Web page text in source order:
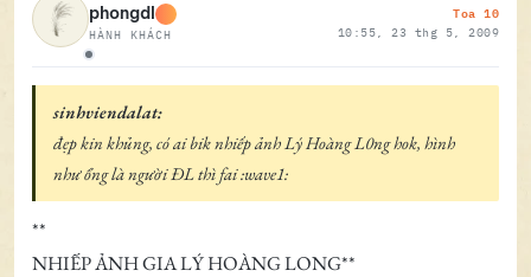
Ngoại tuyến
phongdl
HÀNH KHÁCH
Toa 10
10:55, 23 thg 5, 2009
sinhviendalat:
đẹp kin khủng, có ai bik nhiếp ảnh Lý Hoàng L0ng hok, hình
như ổng là người ĐL thì fai :wave1:
**
NHIẾP ẢNH GIA LÝ HOÀNG LONG**